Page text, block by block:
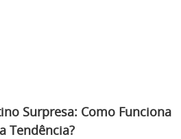
Surpresa: Como Funciona
Tendência?